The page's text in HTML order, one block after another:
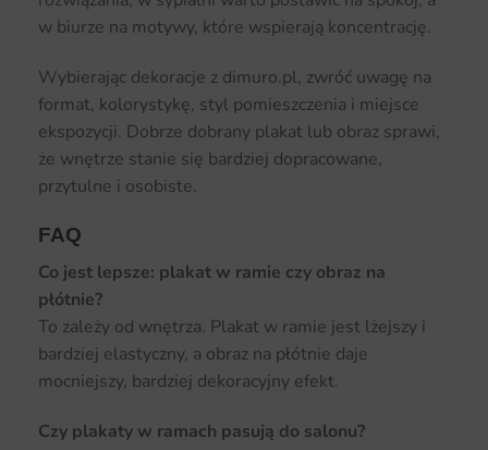
w biurze na motywy, które wspierają koncentrację.
Wybierając dekoracje z dimuro.pl, zwróć uwagę na
format, kolorystykę, styl pomieszczenia i miejsce
ekspozycji. Dobrze dobrany plakat lub obraz sprawi,
że wnętrze stanie się bardziej dopracowane,
przytulne i osobiste.
FAQ
Co jest lepsze: plakat w ramie czy obraz na
płótnie?
To zależy od wnętrza. Plakat w ramie jest lżejszy i
bardziej elastyczny, a obraz na płótnie daje
mocniejszy, bardziej dekoracyjny efekt.
Czy plakaty w ramach pasują do salonu?